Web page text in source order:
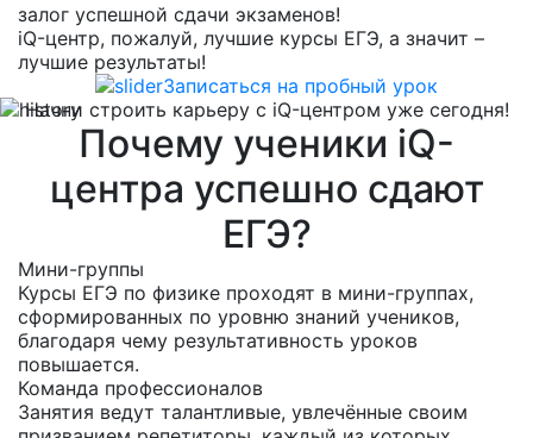
залог успешной сдачи экзаменов!
iQ-центр, пожалуй, лучшие курсы ЕГЭ, а значит –
лучшие результаты!
Записаться на пробный урок
Начни строить карьеру с iQ-центром уже сегодня!
Почему ученики iQ-
центра успешно сдают
ЕГЭ?
Мини-группы
Курсы ЕГЭ по физике проходят в мини-группах,
сформированных по уровню знаний учеников,
благодаря чему результативность уроков
повышается.
Команда профессионалов
Занятия ведут талантливые, увлечённые своим